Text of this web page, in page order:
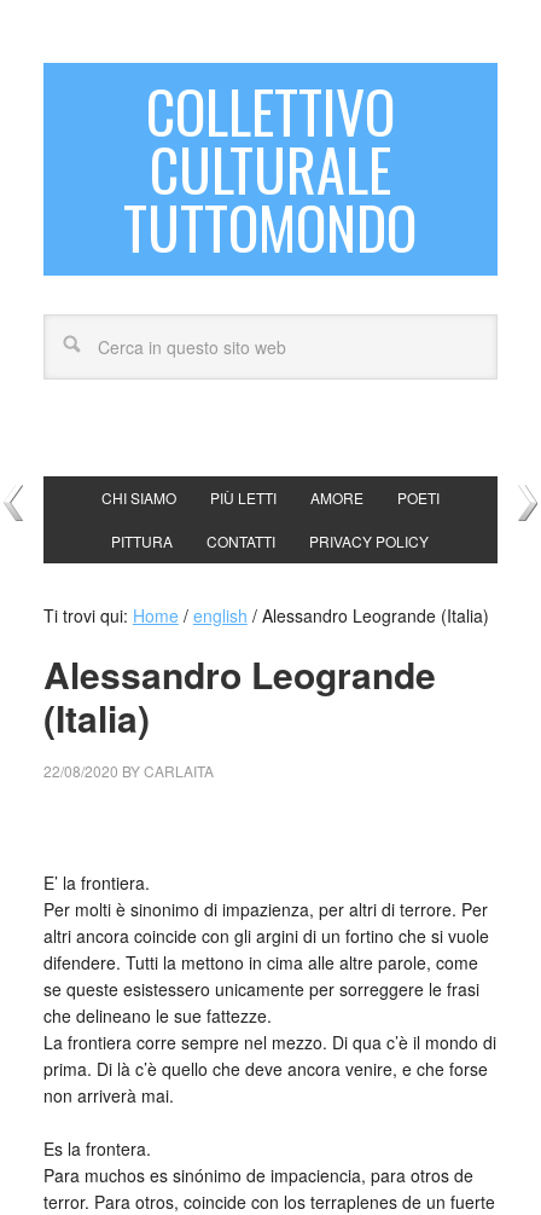
COLLETTIVO
CULTURALE
TUTTOMONDO
CHI SIAMO PIÙ LETTI AMORE POETI
PITTURA CONTATTI PRIVACY POLICY
Ti trovi qui: Home / english /Alessandro Leogrande (Italia)
Alessandro Leogrande
(Italia)
22/08/2020 BYCARLAITA
E’ la frontiera.
Per molti è sinonimo di impazienza, per altri di terrore. Per
altri ancora coincide con gli argini di un fortino che si vuole
difendere. Tutti la mettono in cima alle altre parole, come
se queste esistessero unicamente per sorreggere le frasi
che delineano le sue fattezze.
La frontiera corre sempre nel mezzo. Di qua c’è il mondo di
prima. Di là c’è quello che deve ancora venire, e che forse
non arriverà mai.
Es la frontera.
Para muchos es sinónimo de impaciencia, para otros de
terror. Para otros, coincide con los terraplenes de un fuerte